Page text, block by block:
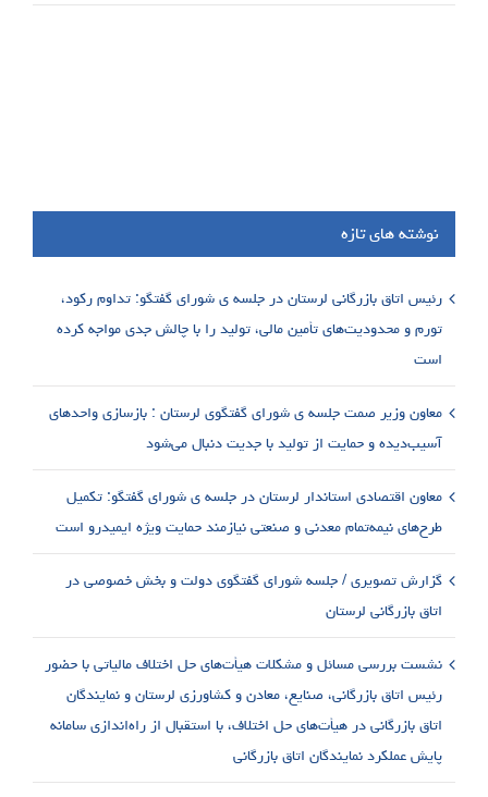
نوشته های تازه
رئیس اتاق بازرگانی لرستان در جلسه ی شورای گفتگو: تداوم رکود،
تورم و محدودیت‌های تأمین مالی، تولید را با چالش جدی مواجه کرده
است
معاون وزیر صمت جلسه ی شورای گفتگوی لرستان : بازسازی واحدهای
آسیب‌دیده و حمایت از تولید با جدیت دنبال می‌شود
معاون اقتصادی استاندار لرستان در جلسه ی شورای گفتگو: تکمیل
طرح‌های نیمه‌تمام معدنی و صنعتی نیازمند حمایت ویژه ایمیدرو است
گزارش تصویری / جلسه شورای گفتگوی دولت و بخش خصوصی در
اتاق بازرگانی لرستان
نشست بررسی مسائل و مشکلات هیأت‌های حل اختلاف مالیاتی با حضور
رئیس اتاق بازرگانی، صنایع، معادن و کشاورزی لرستان و نمایندگان
اتاق بازرگانی در هیأت‌های حل اختلاف، با استقبال از راه‌اندازی سامانه
پایش عملکرد نمایندگان اتاق بازرگانی